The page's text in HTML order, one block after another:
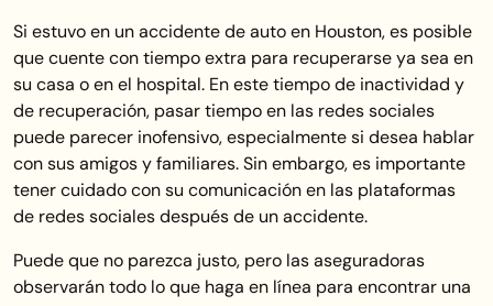
Si estuvo en un accidente de auto en Houston, es posible
que cuente con tiempo extra para recuperarse ya sea en
su casa o en el hospital. En este tiempo de inactividad y
de recuperación, pasar tiempo en las redes sociales
puede parecer inofensivo, especialmente si desea hablar
con sus amigos y familiares. Sin embargo, es importante
tener cuidado con su comunicación en las plataformas
de redes sociales después de un accidente.
Puede que no parezca justo, pero las aseguradoras
observarán todo lo que haga en línea para encontrar una